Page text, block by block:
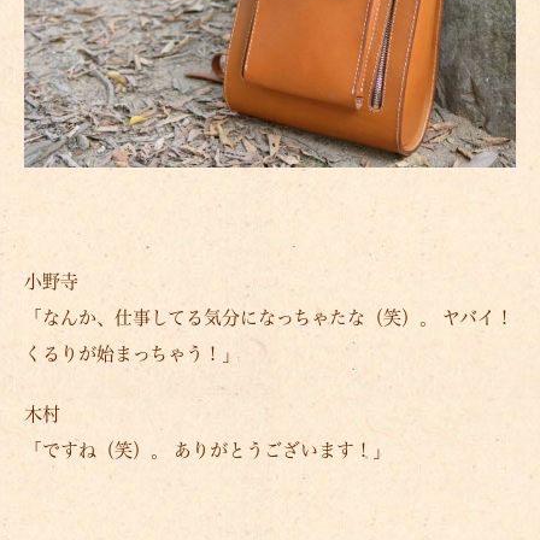
小野寺
「なんか、仕事してる気分になっちゃたな（笑）。 ヤバイ！
くるりが始まっちゃう！」
木村
「ですね（笑）。 ありがとうございます！」